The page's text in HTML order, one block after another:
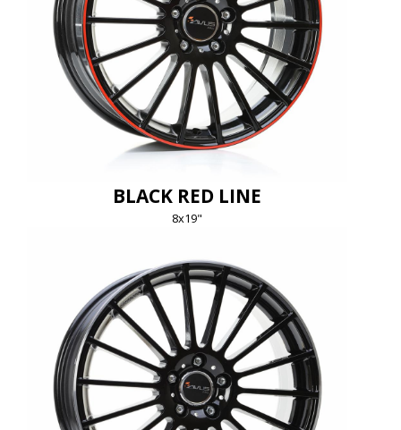
BLACK RED LINE
8x19"